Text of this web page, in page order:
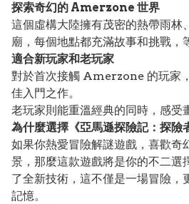
探索奇幻的 Amerzone 世界
這個虛構大陸擁有茂密的熱帶雨林
廟，每個地點都充滿故事和挑戰，
適合新玩家和老玩家
對於首次接觸 Amerzone 的玩家
佳入門之作。
老玩家則能重溫經典的同時，感受
為什麼選擇《亞馬遜探險記：探險
如果你熱愛冒險解謎遊戲，喜歡奇
景，那麼這款遊戲將是你的不二選
了全新技術，這不僅是一場冒險，
記憶。